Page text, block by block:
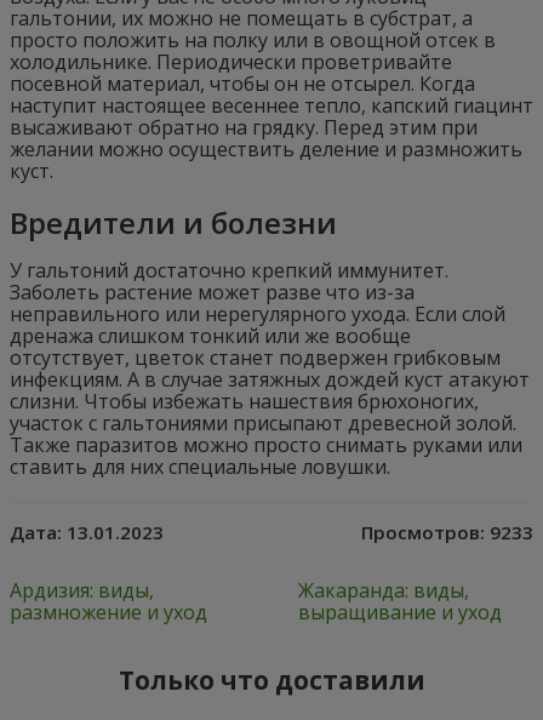
гальтонии, их можно не помещать в субстрат, а
просто положить на полку или в овощной отсек в
холодильнике. Периодически проветривайте
посевной материал, чтобы он не отсырел. Когда
наступит настоящее весеннее тепло, капский гиацинт
высаживают обратно на грядку. Перед этим при
желании можно осуществить деление и размножить
куст.
Вредители и болезни
У гальтоний достаточно крепкий иммунитет.
Заболеть растение может разве что из-за
неправильного или нерегулярного ухода. Если слой
дренажа слишком тонкий или же вообще
отсутствует, цветок станет подвержен грибковым
инфекциям. А в случае затяжных дождей куст атакуют
слизни. Чтобы избежать нашествия брюхоногих,
участок с гальтониями присыпают древесной золой.
Также паразитов можно просто снимать руками или
ставить для них специальные ловушки.
Дата: 13.01.2023 Просмотров: 9233
Ардизия: виды,
размножение и уход
Жакаранда: виды,
выращивание и уход
Только что доставили